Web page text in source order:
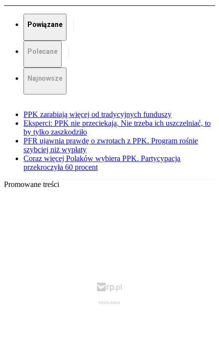
Powiązane
Polecane
Najnowsze
PPK zarabiają więcej od tradycyjnych funduszy
Eksperci: PPK nie przeciekają. Nie trzeba ich uszczelniać, to
by tylko zaszkodziło
PFR ujawnia prawdę o zwrotach z PPK. Program rośnie
szybciej niż wypłaty
Coraz więcej Polaków wybiera PPK. Partycypacja
przekroczyła 60 procent
Promowane treści